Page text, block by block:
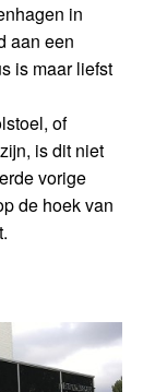
in
aan een
is maar liefst
of
is dit niet
vorige
de hoek van